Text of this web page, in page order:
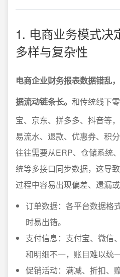
1. 电商业务模式决
多样与复杂性
电商企业财务报表数据错乱
据流动链条长。 和传统线下
宝、京东、拼多多、抖音等
易流水、退款、优惠券、积
往往需要从ERP、仓储系统
统等多接口同步数据，这导
过程中容易出现偏差、遗漏或
订单数据：各平台数据格
时易出错。
支付信息：支付宝、微信
和明细不一，账目难以统一
促销活动：满减、折扣、